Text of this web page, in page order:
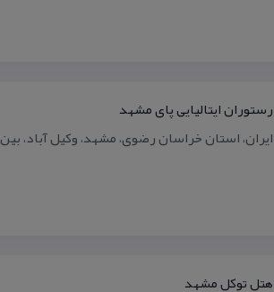
رستوران ایتالیایی پای مشهد
ایران، استان خراسان رضوی، مشهد، وكیل آباد، بین وكیل
هتل توكل مشهد